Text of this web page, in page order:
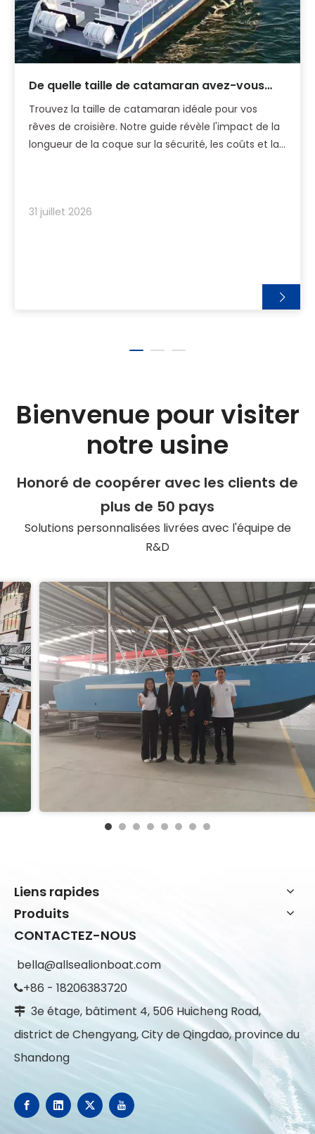
De quelle taille de catamaran avez-vous
besoin ? Un guide pratique pour les
acheteurs
Trouvez la taille de catamaran idéale pour vos
rêves de croisière. Notre guide révèle l'impact de la
longueur de la coque sur la sécurité, les coûts et la
31 juillet 2026
Bienvenue pour visiter
notre usine
Honoré de coopérer avec les clients de
plus de 50 pays
Solutions personnalisées livrées avec l'équipe de
R&D
Liens rapides
Produits
CONTACTEZ-NOUS
bella@allsealionboat.com
+86 - 18206383720
 3e étage, bâtiment 4, 506 Huicheng Road,
district de Chengyang, City de Qingdao, province du
Shandong